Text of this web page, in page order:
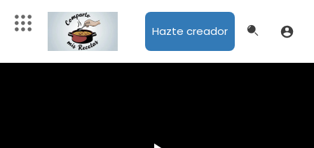
Hazte creador